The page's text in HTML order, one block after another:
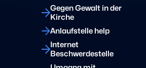
Gegen Gewalt in der
Kirche
Anlaufstelle help
Internet
Beschwerdestelle